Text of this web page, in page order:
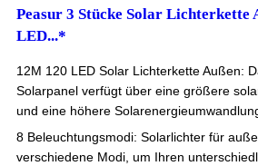
Peasur 3 Stücke Solar Lichterkette
LED...*
12M 120 LED Solar Lichterkette Außen:
Solarpanel verfügt über eine größere
und eine höhere
8 Beleuchtungsmodi: Solarlichter für
verschiedene Modi, um Ihren